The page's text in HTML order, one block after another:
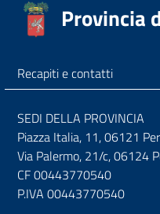
Provincia
Recapiti e contatti
SEDI DELLA PROVINCIA
Piazza Italia, 11, 06121
Via Palermo, 21/c, 06124
CF 00443770540
P.IVA 00443770540